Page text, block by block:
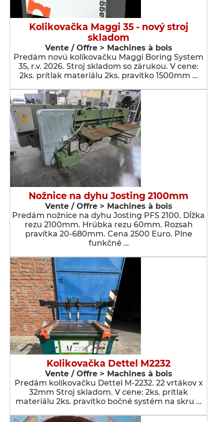
Kolikovačka Maggi 35 - nový stroj
skladom
Vente / Offre > Machines à bois
Predám novú kolíkovačku Maggi Boring System
35, r.v. 2026. Stroj skladom so zárukou. V cene:
2ks. prítlak materiálu 2ks. pravítko 1500mm …
Nožnice na dyhu Josting 2100mm
Vente / Offre > Machines à bois
Predám nožnice na dyhu Josting PFS 2100. Dĺžka
rezu 2100mm. Hrúbka rezu 60mm. Rozsah
pravítka 20-680mm. Cena 2500 Euro. Plne
funkčné …
Kolikovačka Dettel M2232
Vente / Offre > Machines à bois
Predám kolíkovačku Dettel M-2232. 22 vrtákov x
32mm Stroj skladom. V cene: 2ks. prítlak
materiálu 2ks. pravítko bočné systém na skru …